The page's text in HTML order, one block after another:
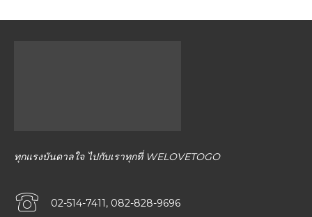
ทุกแรงบันดาลใจ ไปกับเราทุกที่ WELOVETOGO
02-514-7411, 082-828-9696